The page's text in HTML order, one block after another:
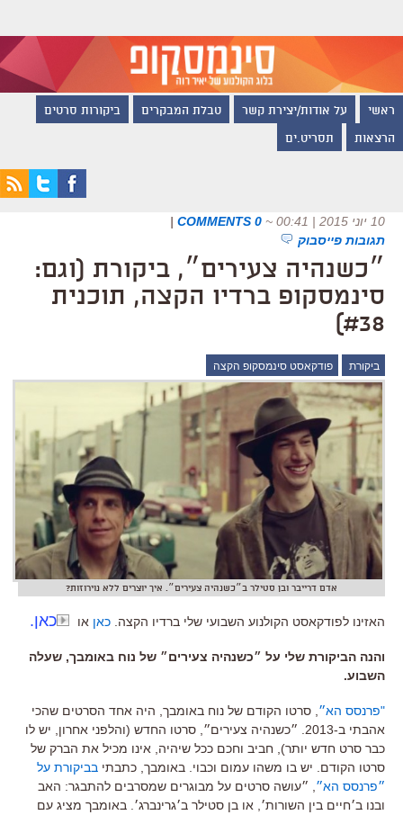
ראשי על אודות/יצירת קשר טבלת המבקרים ביקורות סרטים
הרצאות תסריט.ים
10 יוני 2015 | 00:41 ~
0 COMMENTS
|
תגובות פייסבוק
״כשנהיה צעירים״, ביקורת (וגם:
סינמסקופ ברדיו הקצה, תוכנית
#38)
ביקורת פודקאסט סינמסקופ הקצה
אדם דרייבר ובן סטילר ב״כשנהיה צעירים״. איך יוצרים ללא נוירוזות?
האזינו לפודקאסט הקולנוע השבועי שלי ברדיו הקצה. כאן או כאן.
והנה הביקורת שלי על ״כשנהיה צעירים״ של נוח באומבך, שעלה
השבוע.
"פרנסס הא״ , סרטו הקודם של נוח באומבך, היה אחד הסרטים שהכי
אהבתי ב-2013. ״כשנהיה צעירים״, סרטו החדש (והלפני אחרון, יש לו
כבר סרט חדש יותר), חביב וחכם ככל שיהיה, אינו מכיל את הברק של
סרטו הקודם. יש בו משהו עמום וכבוי. באומבך, כתבתי בביקורת על
״פרנסס הא״ , ״עושה סרטים על מבוגרים שמסרבים להתבגר: האב
ובנו ב׳חיים בין השורות׳, או בן סטילר ב׳גרינברג׳. באומבך מציג עם